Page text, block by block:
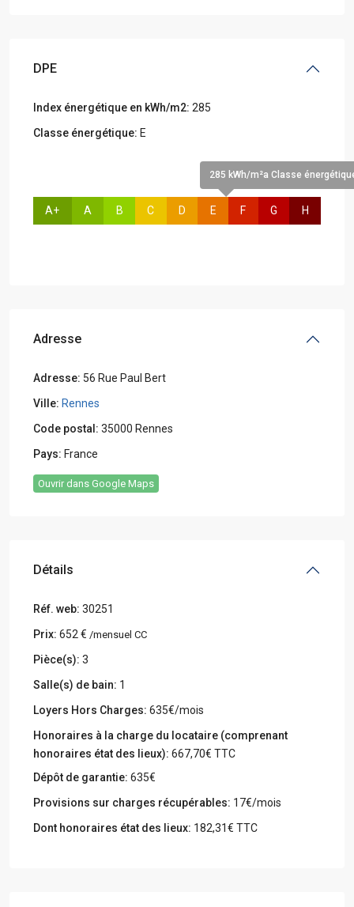
DPE
Index énergétique en kWh/m2: 285
Classe énergétique: E
A+ A B C D
285 kWh/m²a Classe
E F G H
Adresse
Adresse: 56 Rue Paul Bert
Ville: Rennes
Code postal: 35000 Rennes
Pays: France
Ouvrir dans Google Maps
Détails
Réf. web: 30251
Prix: 652 € /mensuel CC
Pièce(s): 3
Salle(s) de bain: 1
Loyers Hors Charges: 635€/mois
Honoraires à la charge du locataire (comprenant
honoraires état des lieux): 667,70€ TTC
Dépôt de garantie: 635€
Provisions sur charges récupérables: 17€/mois
Dont honoraires état des lieux: 182,31€ TTC